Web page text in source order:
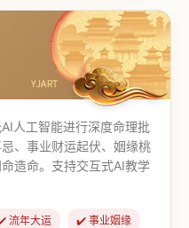
人工智能进行深度命理批
、事业财运起伏、姻缘桃
造命。支持交互式AI教学
流年大运 ✔️ 事业姻缘